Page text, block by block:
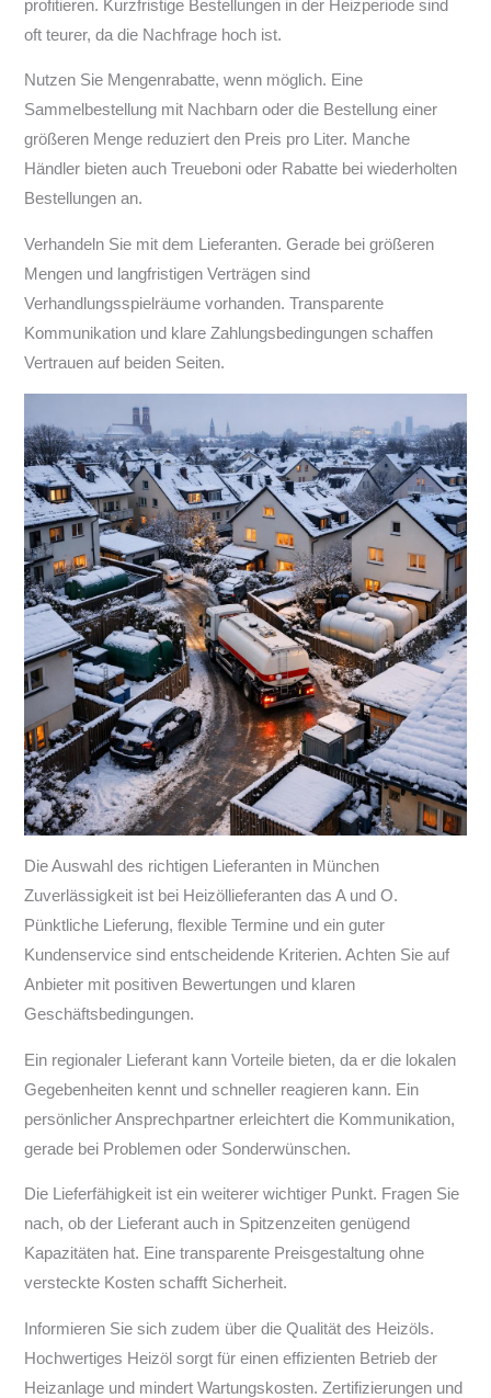
profitieren. Kurzfristige Bestellungen in der Heizperiode sind
oft teurer, da die Nachfrage hoch ist.
Nutzen Sie Mengenrabatte, wenn möglich. Eine
Sammelbestellung mit Nachbarn oder die Bestellung einer
größeren Menge reduziert den Preis pro Liter. Manche
Händler bieten auch Treueboni oder Rabatte bei wiederholten
Bestellungen an.
Verhandeln Sie mit dem Lieferanten. Gerade bei größeren
Mengen und langfristigen Verträgen sind
Verhandlungsspielräume vorhanden. Transparente
Kommunikation und klare Zahlungsbedingungen schaffen
Vertrauen auf beiden Seiten.
Die Auswahl des richtigen Lieferanten in München
Zuverlässigkeit ist bei Heizöllieferanten das A und O.
Pünktliche Lieferung, flexible Termine und ein guter
Kundenservice sind entscheidende Kriterien. Achten Sie auf
Anbieter mit positiven Bewertungen und klaren
Geschäftsbedingungen.
Ein regionaler Lieferant kann Vorteile bieten, da er die lokalen
Gegebenheiten kennt und schneller reagieren kann. Ein
persönlicher Ansprechpartner erleichtert die Kommunikation,
gerade bei Problemen oder Sonderwünschen.
Die Lieferfähigkeit ist ein weiterer wichtiger Punkt. Fragen Sie
nach, ob der Lieferant auch in Spitzenzeiten genügend
Kapazitäten hat. Eine transparente Preisgestaltung ohne
versteckte Kosten schafft Sicherheit.
Informieren Sie sich zudem über die Qualität des Heizöls.
Hochwertiges Heizöl sorgt für einen effizienten Betrieb der
Heizanlage und mindert Wartungskosten. Zertifizierungen und